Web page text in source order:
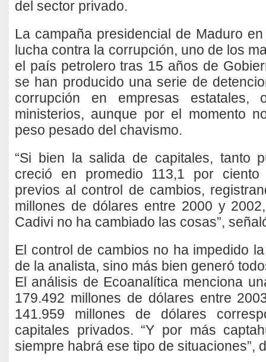
del sector privado.
La campaña presidencial de Maduro
lucha contra la corrupción, uno de los
el país petrolero tras 15 años de
se han producido una serie de
corrupción en empresas estatales,
ministerios, aunque por el momento
peso pesado del chavismo.
“Si bien la salida de capitales, tanto
creció en promedio 113,1 por
previos al control de cambios,
millones de dólares entre 2000 y
Cadivi no ha cambiado las cosas”,
El control de cambios no ha impedido
de la analista, sino más bien generó
El análisis de Ecoanalítica menciona
179.492 millones de dólares entre
141.959 millones de dólares
capitales privados. “Y por más
siempre habrá ese tipo de situaciones”,